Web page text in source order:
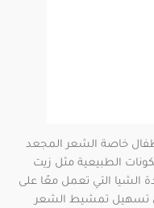
خاصة الشعر المجعد
الطبيعية مثل زيت
الشيا التي تعمل معًا على
تسهيل تمشيط الشعر